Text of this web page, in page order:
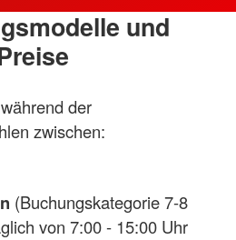
und
der
zwischen:
(Buchungskategorie 7-8
von 7:00 - 15:00 Uhr